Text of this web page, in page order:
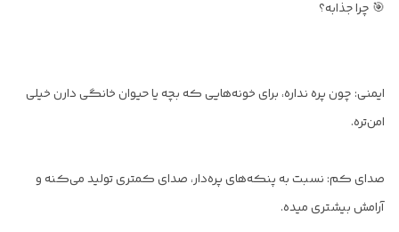
🎯 چرا جذابه؟
ایمنی: چون پره نداره، برای خونه‌هایی که بچه یا حیوان خانگی دارن خیلی
امن‌تره.
صدای کم: نسبت به پنکه‌های پره‌دار، صدای کمتری تولید می‌کنه و
آرامش بیشتری میده.